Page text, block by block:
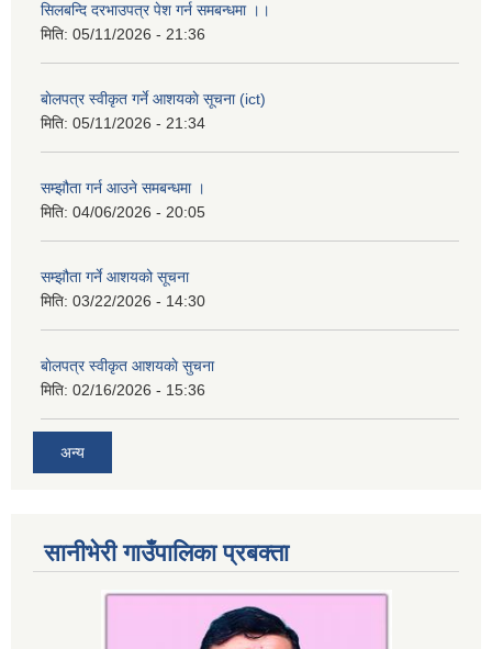
सिलबन्दि दरभाउपत्र पेश गर्न समबन्धमा ।।
मिति: 05/11/2026 - 21:36
बाेलपत्र स्वीकृत गर्ने आशयकाे सूचना (ict)
मिति: 05/11/2026 - 21:34
सम्झौता गर्न आउने समबन्धमा ।
मिति: 04/06/2026 - 20:05
सम्झौता गर्ने आशयको सूचना
मिति: 03/22/2026 - 14:30
बाेलपत्र स्वीकृत आशयकाे सुचना
मिति: 02/16/2026 - 15:36
अन्य
सानीभेरी गाउँपालिका प्रबक्ता